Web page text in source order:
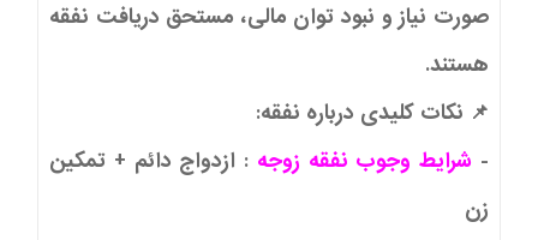
صورت نیاز و نبود توان مالی، مستحق دریافت نفقه
هستند.
📌 نکات کلیدی درباره نفقه:
- شرایط وجوب نفقه زوجه : ازدواج دائم + تمکین
زن